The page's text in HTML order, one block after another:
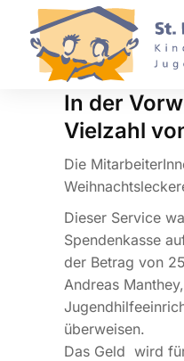
In der
Vielzahl
Die
Dieser Service
Spendenkasse
der Betrag von
Andreas
überweisen.
Das Geld wird